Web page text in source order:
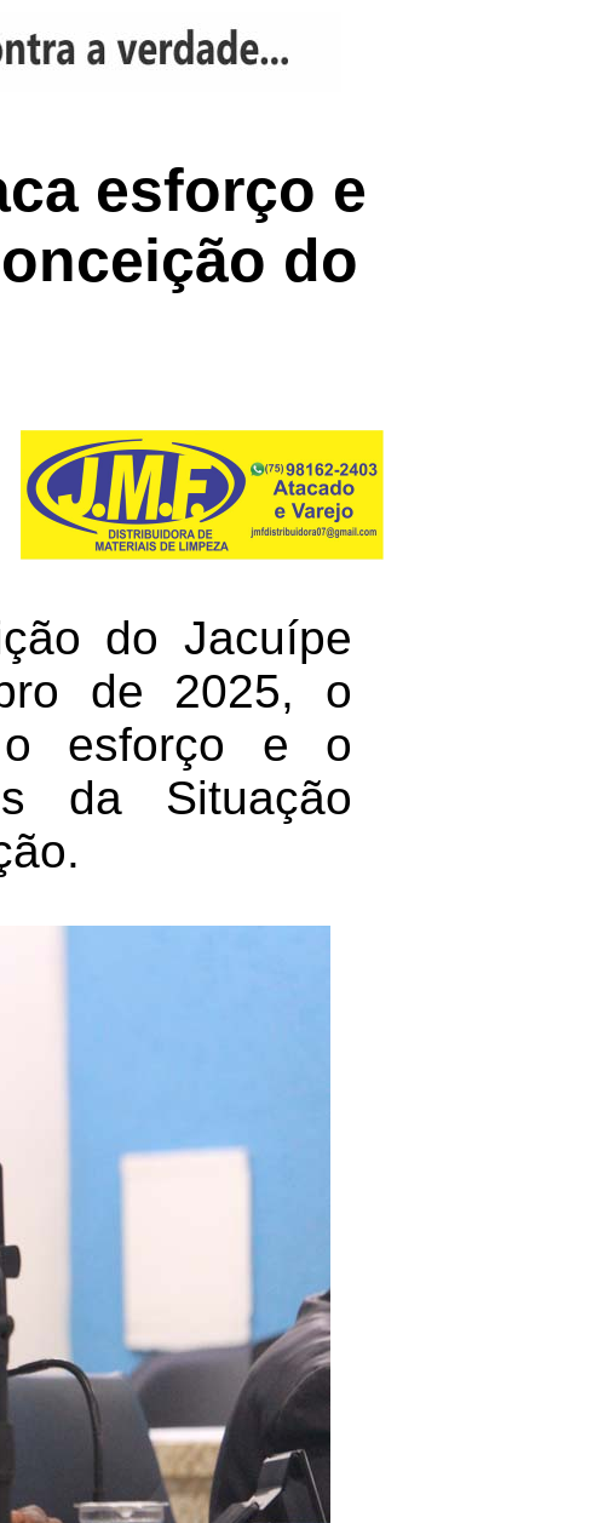
esforço e
do
do Jacuípe
de 2025, o
o esforço e o
da Situação